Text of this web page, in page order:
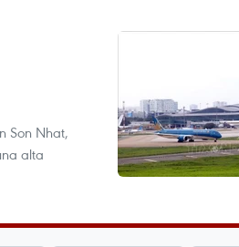
Son Nhat,
alta